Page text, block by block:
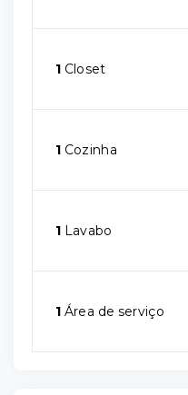
1 Closet
1 Cozinha
1 Lavabo
1 Área de serviço